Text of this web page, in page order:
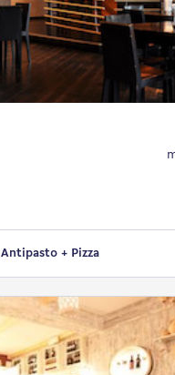
Antipasto + Pizza